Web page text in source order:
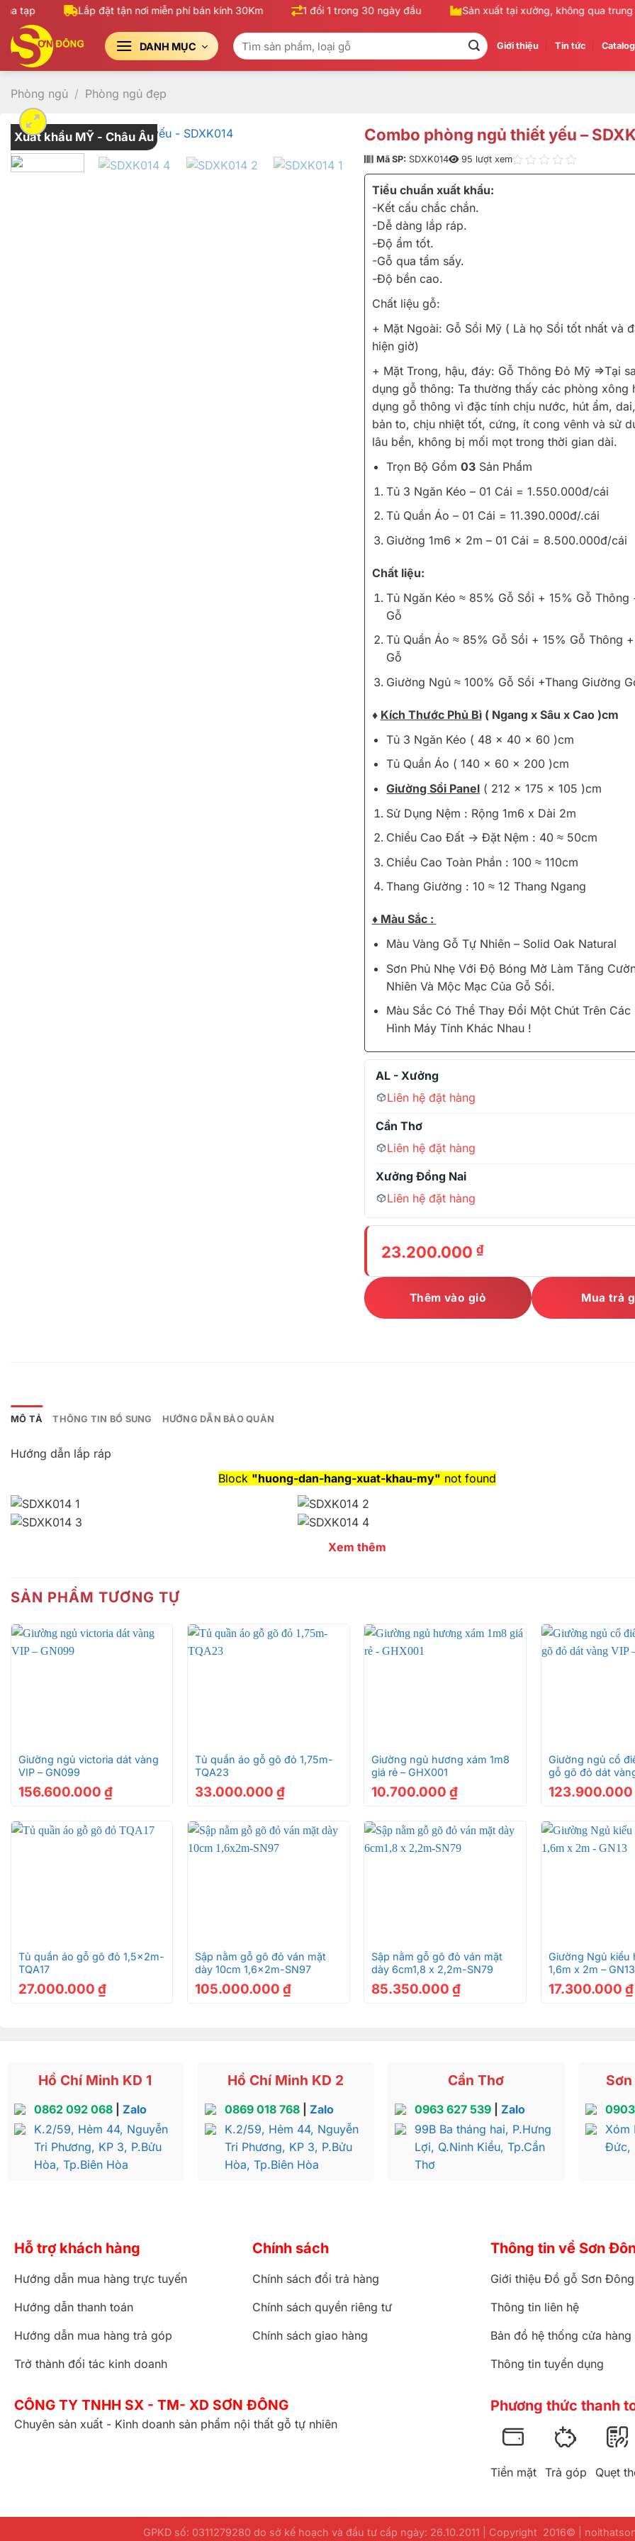
Bỏ
nội
dung
tạp Lắp đặt tận nơi miễn phí bán kính 30Km 1 đổi 1 trong 30 ngày đầu Sản xuất tại xưởng, không qua trung
DANH MỤC
Tìm
kiếm:
Giới thiệu Tin tức
Phòng ngủ / Phòng ngủ đẹp
Xuất khẩu MỸ - Châu Âu Combo phòng ngủ thiết yếu –
Mã SP: SDXK014 95 lượt xem
Tiểu chuẩn xuất khẩu:
-Kết cấu chắc chắn.
-Dễ dàng lắp ráp.
-Độ ẩm tốt.
-Gỗ qua tẩm sấy.
-Độ bền cao.
Chất liệu gỗ:
+ Mặt Ngoài: Gỗ Sồi Mỹ ( Là họ Sồi tốt nhất và
hiện giờ)
+ Mặt Trong, hậu, đáy: Gỗ Thông Đỏ Mỹ =>Tại
dụng gỗ thông: Ta thường thấy các phòng xông
dụng gỗ thông vì đặc tính chịu nước, hút ẩm,
bản to, chịu nhiệt tốt, cứng, ít cong vênh và sử
lâu bền, không bị mối mọt trong thời gian dài.
Trọn Bộ Gồm03 Sản Phẩm
Tủ 3 Ngăn Kéo – 01 Cái = 1.550.000đ/cái
Tủ Quần Áo – 01 Cái = 11.390.000đ/.cái
Giường 1m6 x 2m – 01 Cái = 8.500.000đ/cái
Chất liệu:
Tủ Ngăn Kéo ≈ 85% Gỗ Sồi + 15% Gỗ Thông
Gỗ
Tủ Quần Áo ≈ 85% Gỗ Sồi + 15% Gỗ Thông
Gỗ
Giường Ngủ ≈ 100% Gỗ Sồi +Thang Giường
♦ Kích Thước Phủ Bì ( Ngang x Sâu x Cao )cm
Tủ 3 Ngăn Kéo ( 48 x 40 x 60 )cm
Tủ Quần Áo ( 140 x 60 x 200 )cm
Giường Sồi Panel ( 212 x 175 x 105 )cm
Sử Dụng Nệm : Rộng 1m6 x Dài 2m
Chiều Cao Đất -> Đặt Nệm : 40 ≈ 50cm
Chiều Cao Toàn Phần : 100 ≈ 110cm
Thang Giường : 10 ≈ 12 Thang Ngang
♦ Màu Sắc :
Màu Vàng Gỗ Tự Nhiên – Solid Oak Natural
Sơn Phủ Nhẹ Với Độ Bóng Mờ Làm Tăng
Nhiên Và Mộc Mạc Của Gỗ Sồi.
Màu Sắc Có Thể Thay Đổi Một Chút Trên Các
Hình Máy Tính Khác Nhau !
AL - Xưởng
Liên hệ đặt hàng
Cần Thơ
Liên hệ đặt hàng
Xưởng Đồng Nai
Liên hệ đặt hàng
23.200.000 ₫
Thêm vào giỏ Mua trả
MÔ TẢ THÔNG TIN BỔ SUNG HƯỚNG DẪN BẢO QUẢN
Hướng dẫn lắp ráp
Block "huong-dan-hang-xuat-khau-my" not found
Xem thêm
SẢN PHẨM TƯƠNG TỰ
Giường ngủ victoria dát vàng
VIP – GN099
156.600.000 ₫
Tủ quần áo gỗ gõ đỏ 1,75m-
TQA23
33.000.000₫
Giường ngủ hương xám 1m8
giá rẻ – GHX001
10.700.000₫
Giường ngủ cổ
gỗ gõ đỏ dát
GN99
123.900.000
Tủ quần áo gỗ gõ đỏ 1,5x2m-
TQA17
27.000.000 ₫
Sập nằm gỗ gõ đỏ ván mặt
dày 10cm 1,6x2m-SN97
105.000.000₫
Sập nằm gỗ gõ đỏ ván mặt
dày 6cm1,8 x 2,2m-SN79
85.350.000₫
Giường Ngủ kiểu
1,6m x 2m – GN13
17.300.000 ₫
Hồ Chí Minh KD 1
0862 092 068| Zalo
K.2/59, Hẻm 44, Nguyễn
Tri Phương, KP 3, P.Bửu
Hòa, Tp.Biên Hòa
Hồ Chí Minh KD 2
0869 018 768| Zalo
K.2/59, Hẻm 44, Nguyễn
Tri Phương, KP 3, P.Bửu
Hòa, Tp.Biên Hòa
Cần Thơ
0963 627 539 |Zalo
99B Ba tháng hai, P.Hưng
Lợi, Q.Ninh Kiều, Tp.Cần
Thơ
Xóm
Đức,
Hỗ trợ khách hàng
Hướng dẫn mua hàng trực tuyến
Hướng dẫn thanh toán
Hướng dẫn mua hàng trả góp
Trở thành đối tác kinh doanh
Chính sách
Chính sách đổi trả hàng
Chính sách quyền riêng tư
Chính sách giao hàng
Thông tin về Sơn
Giới thiệu Đồ gỗ Sơn Đông
Thông tin liên hệ
Bản đồ hệ thống cửa hàng
Thông tin tuyển dụng
CÔNG TY TNHH SX - TM- XD SƠN ĐÔNG
Chuyên sản xuất - Kinh doanh sản phẩm nội thất gỗ tự nhiên
Phương thức thanh
Tiền mặt Trả góp Quẹt
GPKD số: 0311279280 do sở kế hoạch và đầu tư cấp ngày: 26.10.2011 | Copyright 2016© |